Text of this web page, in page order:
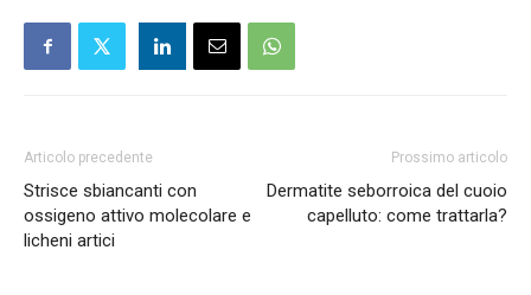
Articolo precedente
Strisce sbiancanti con
ossigeno attivo molecolare e
licheni artici
Prossimo articolo
Dermatite seborroica del cuoio
capelluto: come trattarla?